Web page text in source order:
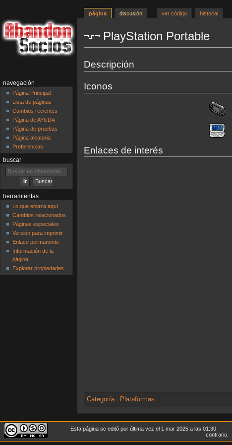
PlayStation Portable
a
navegación
a
búsqueda
Descripción
Iconos
Enlaces de interés
Categoría: Plataformas
página discusión ver código historial
navegación
Página Principal
Lista de páginas
Cambios recientes
Página de AYUDA
Página de pruebas
Página aleatoria
Preferencias
buscar
herramientas
Lo que enlaza aquí
Cambios relacionados
Páginas especiales
Versión para imprimir
Enlace permanente
Información de la
página
Explorar propiedades
Esta página se editó por última vez el 1 mar 2025 a las 01:30.
contrario.